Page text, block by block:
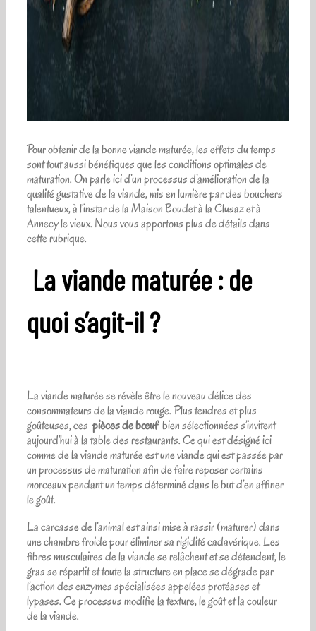
Pour obtenir de la bonne viande maturée, les effets du temps
sont tout aussi bénéfiques que les conditions optimales de
maturation. On parle ici d’un processus d’amélioration de la
qualité gustative de la viande, mis en lumière par des bouchers
talentueux, à l’instar de la Maison Boudet à la Clusaz et à
Annecy le vieux. Nous vous apportons plus de détails dans
cette rubrique.
La viande maturée : de
quoi s’agit-il ?
La viande maturée se révèle être le nouveau délice des
consommateurs de la viande rouge. Plus tendres et plus
goûteuses, ces pièces de bœufbien sélectionnées s’invitent
aujourd’hui à la table des restaurants. Ce qui est désigné ici
comme de la viande maturée est une viande qui est passée par
un processus de maturation afin de faire reposer certains
morceaux pendant un temps déterminé dans le but d’en affiner
le goût.
La carcasse de l’animal est ainsi mise à rassir (maturer) dans
une chambre froide pour éliminer sa rigidité cadavérique. Les
fibres musculaires de la viande se relâchent et se détendent, le
gras se répartit et toute la structure en place se dégrade par
l’action des enzymes spécialisées appelées protéases et
lypases. Ce processus modifie la texture, le goût et la couleur
de la viande.